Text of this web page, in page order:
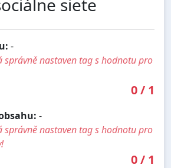
siete
-
správně nastaven tag s hodnotu pro
0/ 1
-
správně nastaven tag s hodnotu pro
0/ 1